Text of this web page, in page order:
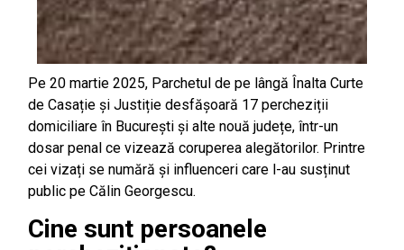
Pe 20 martie 2025, Parchetul de pe lângă Înalta Curte
de Casație și Justiție desfășoară 17 percheziții
domiciliare în București și alte nouă județe, într-un
dosar penal ce vizează coruperea alegătorilor. Printre
cei vizați se numără și influenceri care l-au susținut
public pe Călin Georgescu.
Cine sunt persoanele